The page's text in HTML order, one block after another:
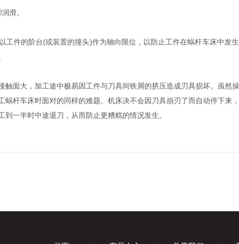
滑。
的阶台(或装置的撞头)作为轴向限位，以防止工件在蜗杆车床中发生
大，加工途中极易因工件与刀具间铁屑的挤压造成刃具损坏。虽然
杆车床时面对的同样的难题。机床决不会因刀具崩刃了而自动停下来
一半时中途退刀，从而防止更糟糕的情况发生。